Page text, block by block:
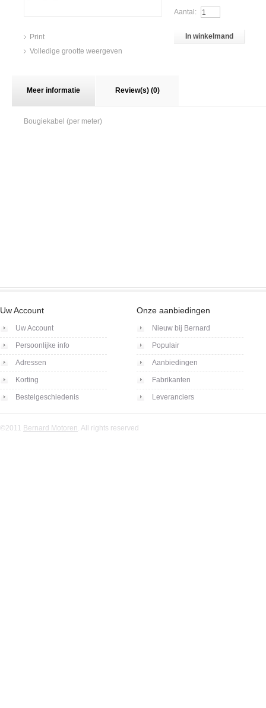
Print
Volledige grootte weergeven
Aantal:
In winkelmand
Meer informatie Review(s) (0)
Bougiekabel (per meter)
Uw Account
Uw Account
Persoonlijke info
Adressen
Korting
Bestelgeschiedenis
Onze aanbiedingen
Nieuw bij Bernard
Populair
Aanbiedingen
Fabrikanten
Leveranciers
©2011 Bernard Motoren. All rights reserved